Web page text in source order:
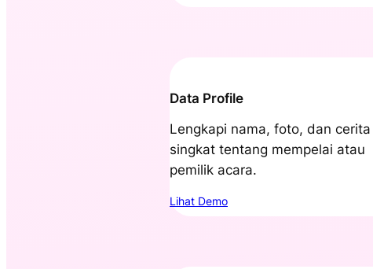
Data Profile
Lengkapi nama, foto, dan cerita
singkat tentang mempelai atau
pemilik acara.
Lihat Demo